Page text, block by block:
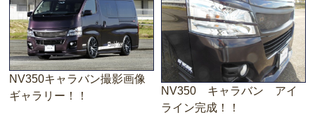
NV350キャラバン撮影画像
ギャラリー！！
NV350 キャラバン アイ
ライン完成！！